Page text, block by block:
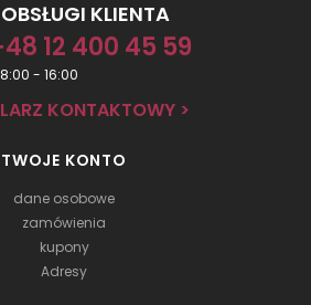
KLIENTA
12 400 45 59
- 16:00
KONTAKTOWY >
TWOJE KONTO
dane osobowe
zamówienia
kupony
Adresy